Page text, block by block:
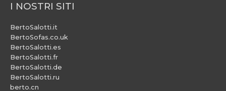
I NOSTRI SITI
BertoSalotti.it
BertoSofas.co.uk
BertoSalotti.es
BertoSalotti.fr
BertoSalotti.de
BertoSalotti.ru
berto.cn